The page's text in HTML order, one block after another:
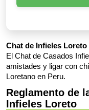
Chat de Infieles
El Chat de Casados
amistades y ligar con
Loretano en Peru.
Reglamento de
Infieles Loreto